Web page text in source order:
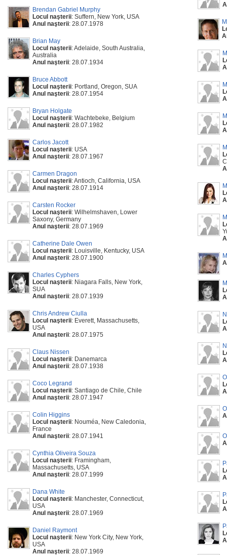
Brendan Gabriel Murphy
Locul naşterii: Suffern, New York, USA
Anul naşterii: 28.07.1978
Brian May
Locul naşterii: Adelaide, South Australia,
Australia
Anul naşterii: 28.07.1934
Bruce Abbott
Locul naşterii: Portland, Oregon, SUA
Anul naşterii: 28.07.1954
Bryan Holgate
Locul naşterii: Wachtebeke, Belgium
Anul naşterii: 28.07.1982
Carlos Jacott
Locul naşterii: USA
Anul naşterii: 28.07.1967
Carmen Dragon
Locul naşterii: Antioch, California, USA
Anul naşterii: 28.07.1914
Carsten Rocker
Locul naşterii: Wilhelmshaven, Lower
Saxony, Germany
Anul naşterii: 28.07.1969
Catherine Dale Owen
Locul naşterii: Louisville, Kentucky, USA
Anul naşterii: 28.07.1900
Charles Cyphers
Locul naşterii: Niagara Falls, New York,
SUA
Anul naşterii: 28.07.1939
Chris Andrew Ciulla
Locul naşterii: Everett, Massachusetts,
USA
Anul naşterii: 28.07.1975
Claus Nissen
Locul naşterii: Danemarca
Anul naşterii: 28.07.1938
Coco Legrand
Locul naşterii: Santiago de Chile, Chile
Anul naşterii: 28.07.1947
Colin Higgins
Locul naşterii: Nouméa, New Caledonia,
France
Anul naşterii: 28.07.1941
Cynthia Oliveira Souza
Locul naşterii: Framingham,
Massachusetts, USA
Anul naşterii: 28.07.1999
Dana White
Locul naşterii: Manchester, Connecticut,
USA
Anul naşterii: 28.07.1969
Daniel Raymont
Locul naşterii: New York City, New York,
USA
Anul naşterii: 28.07.1969